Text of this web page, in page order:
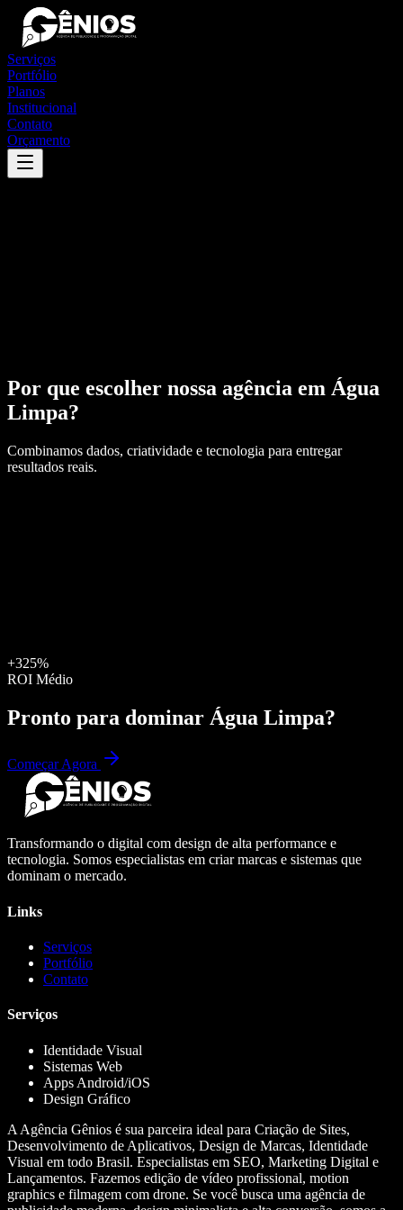
Serviços
Portfólio
Planos
Institucional
Contato
Orçamento
Por que escolher nossa agência em Água
Limpa?
Combinamos dados, criatividade e tecnologia para entregar
resultados reais.
+325%
ROI Médio
Pronto para dominar Água Limpa?
Começar Agora
Transformando o digital com design de alta performance e
tecnologia. Somos especialistas em criar marcas e sistemas que
dominam o mercado.
Links
Serviços
Portfólio
Contato
Serviços
Identidade Visual
Sistemas Web
Apps Android/iOS
Design Gráfico
A Agência Gênios é sua parceira ideal para Criação de Sites,
Desenvolvimento de Aplicativos, Design de Marcas, Identidade
Visual em todo Brasil. Especialistas em SEO, Marketing Digital e
Lançamentos. Fazemos edição de vídeo profissional, motion
graphics e filmagem com drone. Se você busca uma agência de